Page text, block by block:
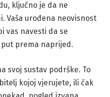
ključno je da ne
Vaša urođena neovisnost
vas navesti da se
prema naprijed.
svoj sustav podrške. To
kojoj vjerujete, ili čak